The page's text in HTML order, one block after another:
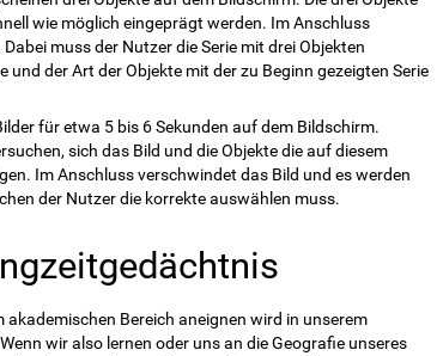
wie möglich eingeprägt werden. Im Anschluss
muss der Nutzer die Serie mit drei Objekten
der Art der Objekte mit der zu Beginn gezeigten Serie
für etwa 5 bis 6 Sekunden auf dem Bildschirm.
sich das Bild und die Objekte die auf diesem
Im Anschluss verschwindet das Bild und es werden
der Nutzer die korrekte auswählen muss.
akademischen Bereich aneignen wird in unserem
wir also lernen oder uns an die Geografie unseres